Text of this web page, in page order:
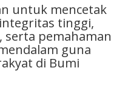
untuk mencetak
tinggi,
serta pemahaman
guna
di Bumi